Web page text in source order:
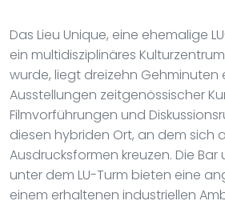
Das Lieu Unique, eine ehemalige
ein multidisziplinäres
wurde, liegt dreizehn Gehminuten
Ausstellungen zeitgenössischer
Filmvorführungen und
diesen hybriden Ort, an dem sich
Ausdrucksformen kreuzen. Die
unter dem LU-Turm bieten eine
einem erhaltenen industriellen